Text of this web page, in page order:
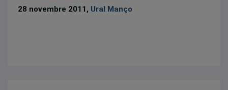
28 novembre 2011, Ural Manço